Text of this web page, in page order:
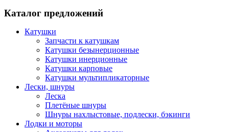
Каталог предложений
Катушки
Запчасти к катушкам
Катушки безынерционные
Катушки инерционные
Катушки карповые
Катушки мультипликаторные
Лески, шнуры
Леска
Плетёные шнуры
Шнуры нахлыстовые, подлески, бэкинги
Лодки и моторы